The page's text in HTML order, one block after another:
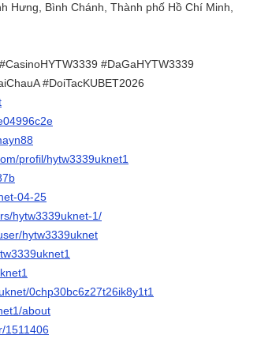
Hưng, Bình Chánh, Thành phố Hồ Chí Minh,
#DaGaHYTW3339
#DoiTacKUBET2026
profil/hytw3339uknet1
04-25
hytw3339uknet-1/
hytw3339uknet
0chp30bc6z27t26ik8y1t1
about
1511406